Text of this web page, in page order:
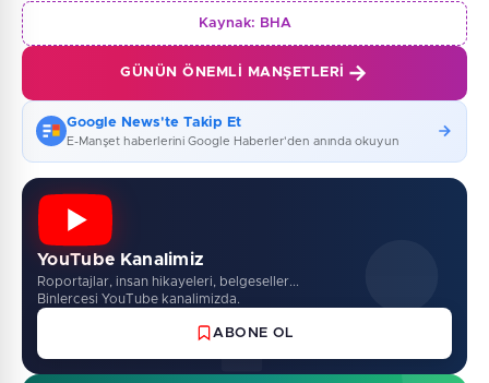
Kaynak: BHA
GÜNÜN ÖNEMLI MANŞETLERI
Google News'te Takip Et
E-Manşet haberlerini Google Haberler'den anında okuyun
YouTube Kanalimiz
Roportajlar, insan hikayeleri, belgeseller...
Binlercesi YouTube kanalimizda.
ABONE OL